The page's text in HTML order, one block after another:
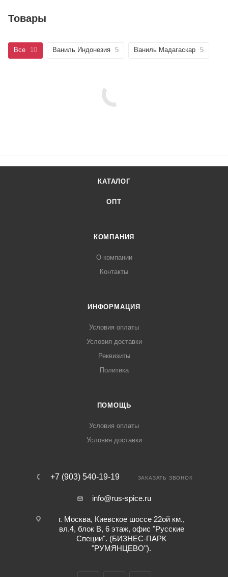
Товары
Все 10 Ваниль Индонезия 5 Ваниль Мадагаскар 5
КАТАЛОГ
ОПТ
КОМПАНИЯ
О компании
Контакты
ИНФОРМАЦИЯ
Условия оплаты
Условия доставки
Реквизиты
Политика
ПОМОЩЬ
Условия оплаты
Условия доставки
+7 (903) 540-19-19 ЗАКАЗАТЬ ЗВОНОК
info@rus-spice.ru
г. Москва, Киевское шоссе 22ой км.,
вл.4, блок В, 6 этаж, офис "Русские
Специи". (БИЗНЕС-ПАРК
"РУМЯНЦЕВО").